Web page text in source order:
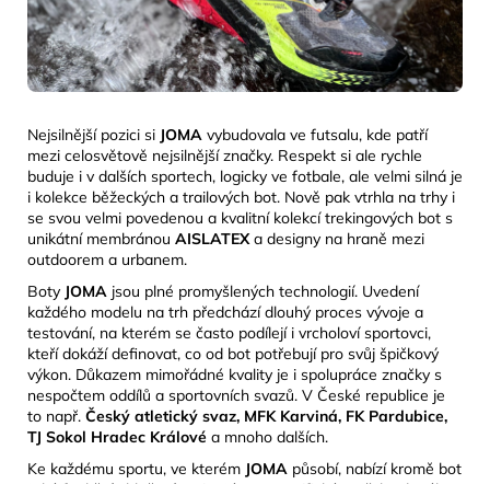
Nejsilnější pozici si JOMA vybudovala ve futsalu, kde patří
mezi celosvětově nejsilnější značky. Respekt si ale rychle
buduje i v dalších sportech, logicky ve fotbale, ale velmi silná je
i kolekce běžeckých a trailových bot. Nově pak vtrhla na trhy i
se svou velmi povedenou a kvalitní kolekcí trekingových bot s
unikátní membránou AISLATEXa designy na hraně mezi
outdoorem a urbanem.
Boty JOMA jsou plné promyšlených technologií. Uvedení
každého modelu na trh předchází dlouhý proces vývoje a
testování, na kterém se často podílejí i vrcholoví sportovci,
kteří dokáží definovat, co od bot potřebují pro svůj špičkový
výkon. Důkazem mimořádné kvality je i spolupráce značky s
nespočtem oddílů a sportovních svazů. V České republice je
to např. Český atletický svaz, MFK Karviná, FK Pardubice,
TJ Sokol Hradec Králové a mnoho dalších.
Ke každému sportu, ve kterém JOMA působí, nabízí kromě bot